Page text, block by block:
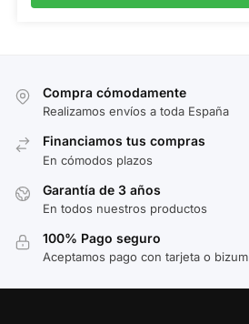
Compra cómodamente
Realizamos envíos a toda España
Financiamos tus compras
En cómodos plazos
Garantía de 3 años
En todos nuestros productos
100% Pago seguro
Aceptamos pago con tarjeta o bizum